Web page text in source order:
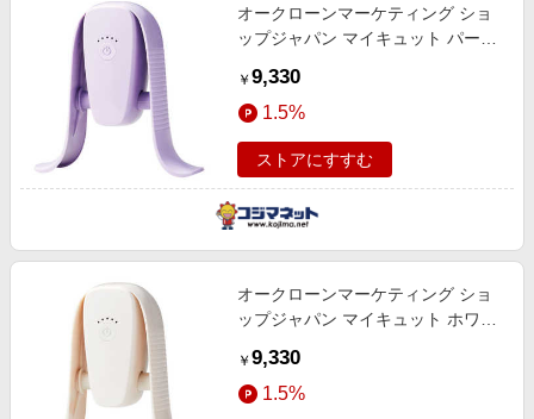
オークローンマーケティング ショ
ップジャパン マイキュット パープ
￥ 9,330
1.5%
ストアにすすむ
オークローンマーケティング ショ
ップジャパン マイキュット ホワイ
￥ 9,330
1.5%